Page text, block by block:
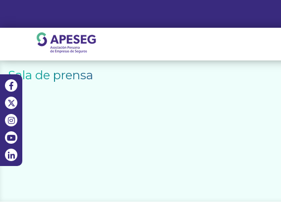
content
APESEG
Sala de prensa